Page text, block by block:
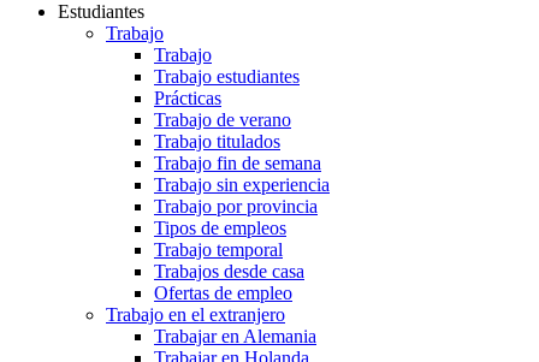
Estudiantes
Trabajo
Trabajo
Trabajo estudiantes
Prácticas
Trabajo de verano
Trabajo titulados
Trabajo fin de semana
Trabajo sin experiencia
Trabajo por provincia
Tipos de empleos
Trabajo temporal
Trabajos desde casa
Ofertas de empleo
Trabajo en el extranjero
Trabajar en Alemania
Trabajar en Holanda